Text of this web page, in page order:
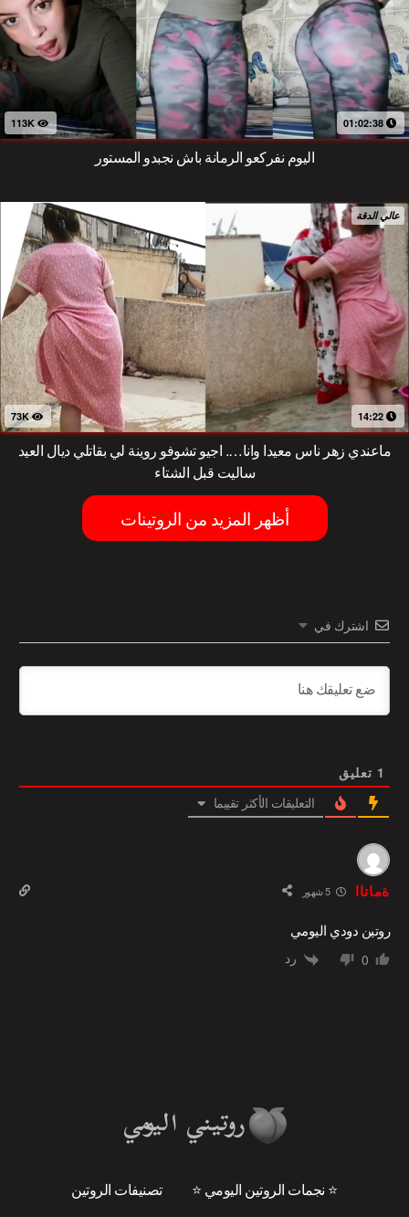
113K 01:02:38
اليوم نفركعو الرمانة باش نجبدو المستور
عالي الدقة
73K 14:22
ماعندي زهر ناس معيدا وانا…. اجيو تشوفو روينة لي بقاتلي ديال العيد
ساليت قبل الشتاء
أظهر المزيد من الروتينات
اشترك في
1 تعليق
التعليقات الأكثر تقييما
ةماتاا 5 شهور
روتين دودي اليومي
0 رد
⭐ نجمات الروتين اليومي ⭐ تصنيفات الروتين